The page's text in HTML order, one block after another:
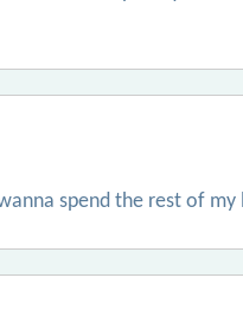
spend the rest of